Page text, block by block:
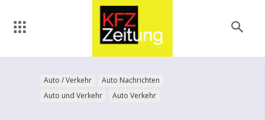
Auto / Verkehr
Auto Nachrichten
Auto und Verkehr
Auto Verkehr